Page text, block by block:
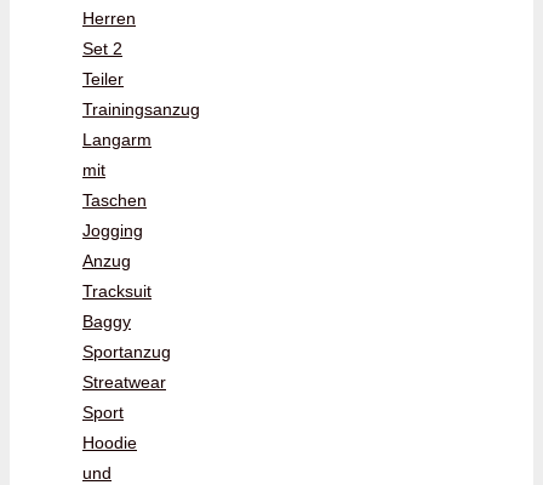
Herren
Set 2
Teiler
Trainingsanzug
Langarm
mit
Taschen
Jogging
Anzug
Tracksuit
Baggy
Sportanzug
Streatwear
Sport
Hoodie
und